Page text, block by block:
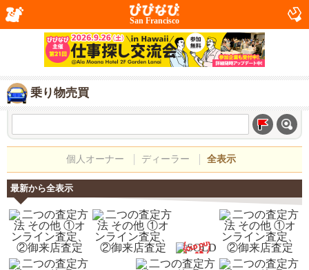
San Francisco
乗り物売買
個人オーナー ディーラー 全表示
最新から全表示